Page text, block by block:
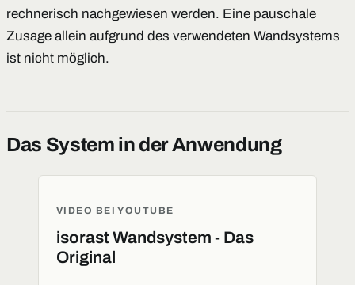
rechnerisch nachgewiesen werden. Eine pauschale
Zusage allein aufgrund des verwendeten Wandsystems
ist nicht möglich.
Das System in der Anwendung
VIDEO BEI YOUTUBE
isorast Wandsystem - Das
Original